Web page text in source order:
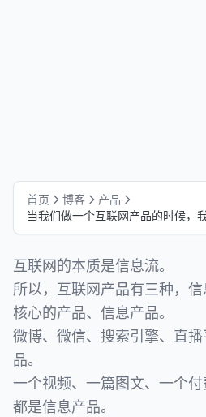
首页 博客
产品
当我们做一个互联网产品的时候，
互联网的本质是信息流。
所以，互联网产品有三种，
核心的产品、信息产品。
微博、微信、搜索引擎、直
品。
一个视频、一篇图文、一个
都是信息产品。